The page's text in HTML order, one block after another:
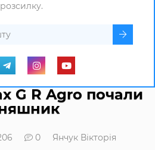
розсилку.
G R Agro почали
0 Янчук Вікторія